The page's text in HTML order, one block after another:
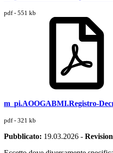
pdf - 551 kb
m_pi.AOOGABMI.Registro-
pdf - 321 kb
Pubblicato: 19.03.2026 -